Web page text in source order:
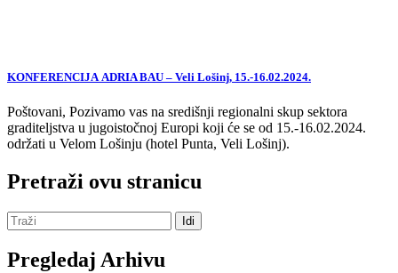
KONFERENCIJA ADRIA BAU – Veli Lošinj, 15.-16.02.2024.
Poštovani, Pozivamo vas na središnji regionalni skup sektora
graditeljstva u jugoistočnoj Europi koji će se od 15.-16.02.2024.
održati u Velom Lošinju (hotel Punta, Veli Lošinj).
Pretraži ovu stranicu
Pregledaj Arhivu